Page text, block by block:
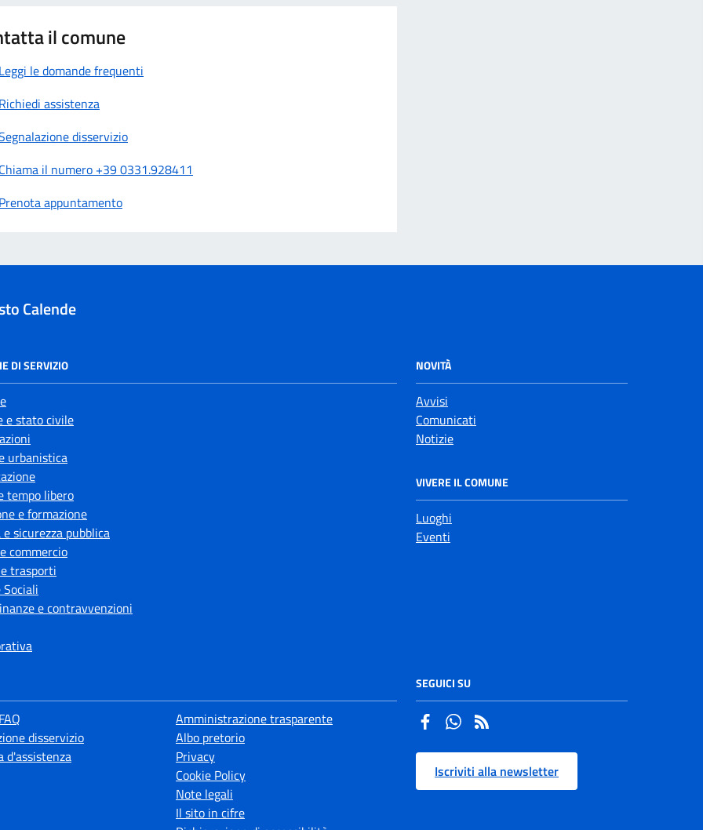
il comune
le domande frequenti
assistenza
disservizio
il numero +39 0331.928411
appuntamento
Calende
DI SERVIZIO
e stato civile
urbanistica
tempo libero
e formazione
sicurezza pubblica
commercio
trasporti
e contravvenzioni
NOVITÀ
Avvisi
Comunicati
Notizie
VIVERE IL COMUNE
Luoghi
Eventi
disservizio
d'assistenza
Amministrazione trasparente
Albo pretorio
Privacy
Cookie Policy
Note legali
Il sito in cifre
SEGUICI SU
FacebookWhatsapp
Iscriviti alla newsletter